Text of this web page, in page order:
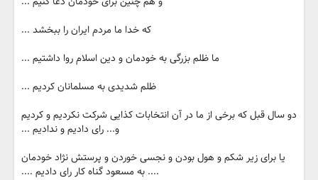
که خدا ما مردم ایران را ببخشد ...
ما ظلم بزرگی به خودمان و دین اسلام روا داشتیم ...
ظلم شدیدی به مسلمانان کردیم ...
دو سال قبل که برخی از ما در آن انتخابات کذایی شرکت نکردیم و کردیم
و... رای دادیم و ندادیم ...
یا برای زیر شکم و هول بودن و نجسی خوردن و پرستش نژاد خودمان
.... به مسعود گناه کار رای دادیم ....